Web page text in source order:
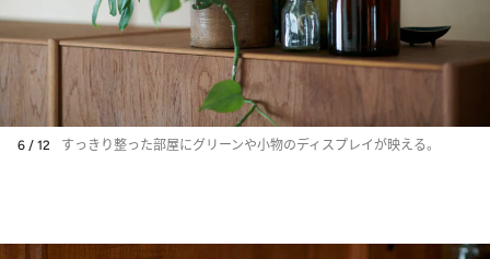
6 / 12 すっきり整った部屋にグリーンや小物のディスプレイが映える。